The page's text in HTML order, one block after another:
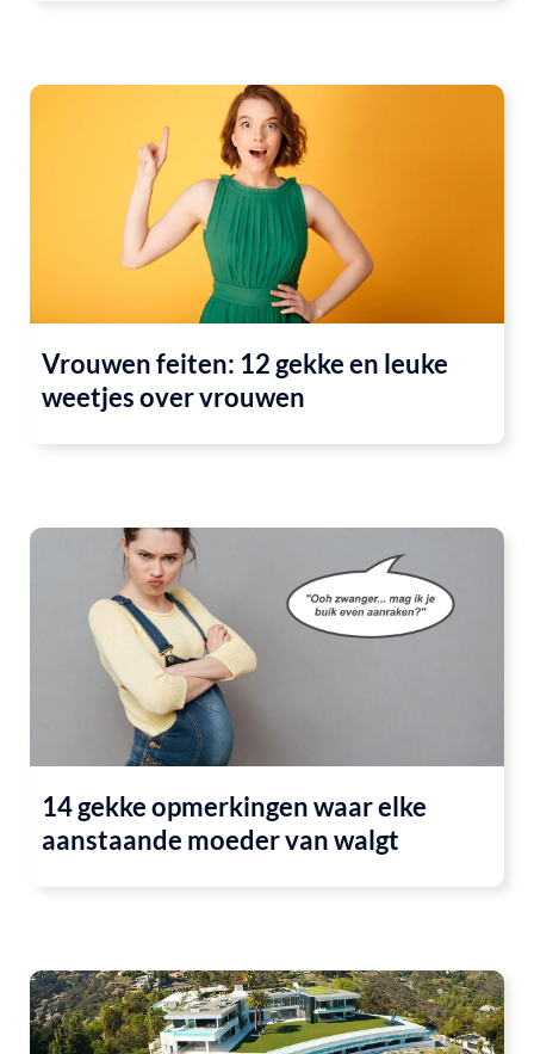
Vrouwen feiten: 12 gekke en leuke
weetjes over vrouwen
14 gekke opmerkingen waar elke
aanstaande moeder van walgt